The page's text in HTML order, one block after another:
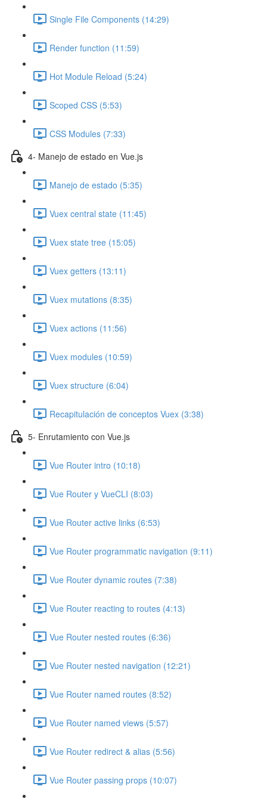
Single File Components (14:29)
Render function (11:59)
Hot Module Reload (5:24)
Scoped CSS (5:53)
CSS Modules (7:33)
4- Manejo de estado en Vue.js
Manejo de estado (5:35)
Vuex central state (11:45)
Vuex state tree (15:05)
Vuex getters (13:11)
Vuex mutations (8:35)
Vuex actions (11:56)
Vuex modules (10:59)
Vuex structure (6:04)
Recapitulación de conceptos Vuex (3:38)
5- Enrutamiento con Vue.js
Vue Router intro (10:18)
Vue Router y VueCLI (8:03)
Vue Router active links (6:53)
Vue Router programmatic navigation (9:11)
Vue Router dynamic routes (7:38)
Vue Router reacting to routes (4:13)
Vue Router nested routes (6:36)
Vue Router nested navigation (12:21)
Vue Router named routes (8:52)
Vue Router named views (5:57)
Vue Router redirect & alias (5:56)
Vue Router passing props (10:07)